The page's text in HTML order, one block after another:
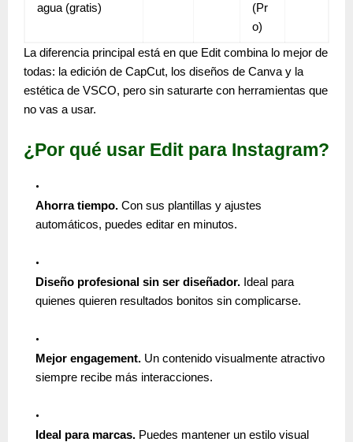
agua (gratis)
(Pr
o)
La diferencia principal está en que Edit combina lo mejor de
todas: la edición de CapCut, los diseños de Canva y la
estética de VSCO, pero sin saturarte con herramientas que
no vas a usar.
¿Por qué usar Edit para Instagram?
Ahorra tiempo. Con sus plantillas y ajustes
automáticos, puedes editar en minutos.
Diseño profesional sin ser diseñador. Ideal para
quienes quieren resultados bonitos sin complicarse.
Mejor engagement. Un contenido visualmente atractivo
siempre recibe más interacciones.
Ideal para marcas. Puedes mantener un estilo visual